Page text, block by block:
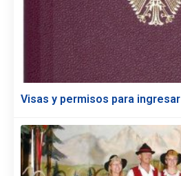
Visas y permisos para